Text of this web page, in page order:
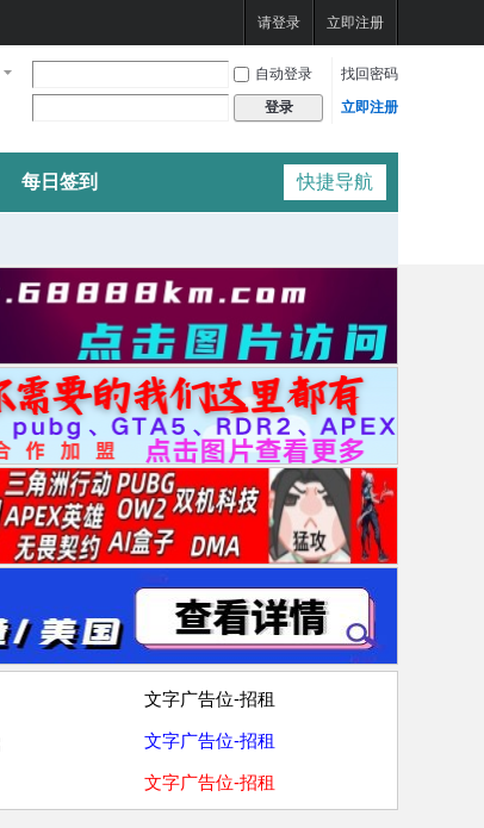
请登录 立即注册
自动登录
找回密码
登录 立即注册
快捷导航
每日签到
文字广告位-招租
文字广告位-招租
文字广告位-招租